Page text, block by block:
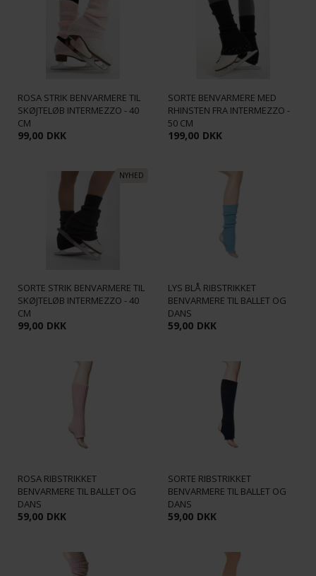
ROSA STRIK BENVARMERE TIL
SKØJTELØB INTERMEZZO - 40
CM
99,00 DKK
SORTE BENVARMERE MED
RHINSTEN FRA INTERMEZZO -
50 CM
199,00 DKK
SORTE STRIK BENVARMERE TIL
SKØJTELØB INTERMEZZO - 40
CM
99,00 DKK
LYS BLÅ RIBSTRIKKET
BENVARMERE TIL BALLET OG
DANS
59,00 DKK
ROSA RIBSTRIKKET
BENVARMERE TIL BALLET OG
DANS
59,00 DKK
SORTE RIBSTRIKKET
BENVARMERE TIL BALLET OG
DANS
59,00 DKK